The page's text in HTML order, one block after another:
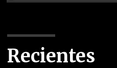
Recientes